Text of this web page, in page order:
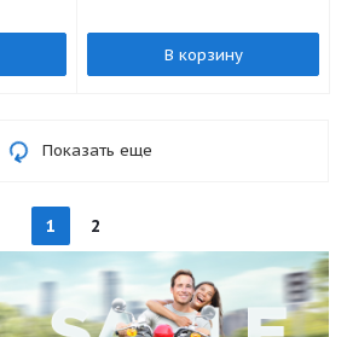
В корзину
Показать еще
1 2